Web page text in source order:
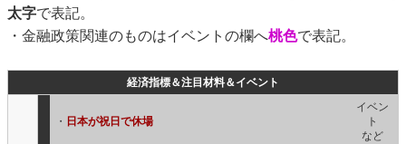
太字で表記。
・金融政策関連のものはイベントの欄へ桃色で表記。
経済指標＆注目材料＆イベント
・ 日本が祝日で休場
イベン
ト
など